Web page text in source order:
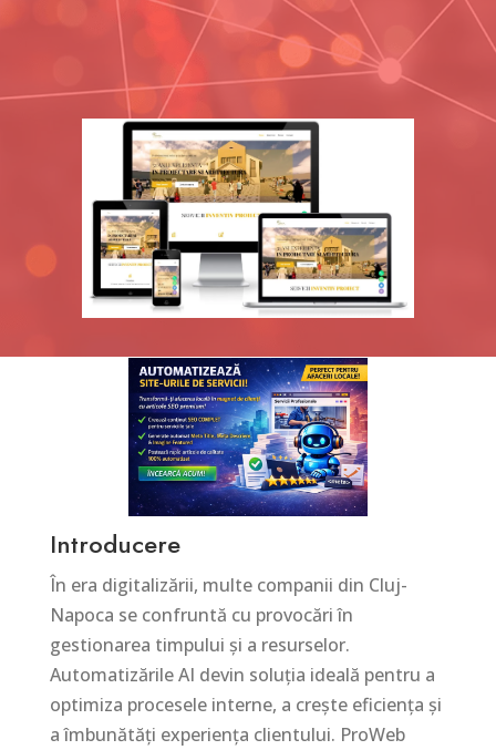
Introducere
În era digitalizării, multe companii din Cluj-
Napoca se confruntă cu provocări în
gestionarea timpului și a resurselor.
Automatizările AI devin soluția ideală pentru a
optimiza procesele interne, a crește eficiența și
a îmbunătăți experiența clientului. ProWeb